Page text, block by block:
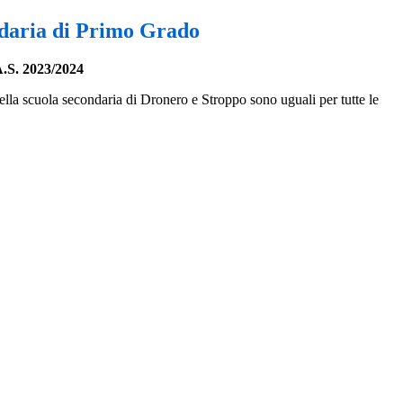
di Primo Grado
2023/2024
scuola secondaria di Dronero e Stroppo sono uguali per tutte le